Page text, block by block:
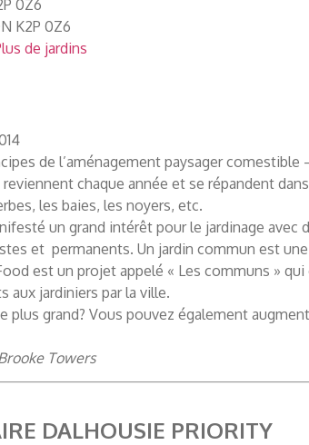
0Z6
K2P 0Z6
de jardins
de l’aménagement paysager comestible
chaque année et se répandent
les baies, les noyers, etc.
un grand intérêt pour le jardinage
et permanents. Un jardin commun est
est un projet appelé « Les communs »
aux jardiniers par la ville.
plus grand? Vous pouvez également
Towers
DALHOUSIE PRIORITY